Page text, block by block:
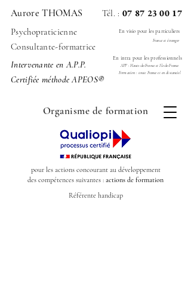
Aurore THOMAS
Psychopraticienne
Consultante-formatrice
Organisme de formation
Référente handicap
pour les actions concourant au développement
des compétences suivantes : actions de formation
Intervenante en A.P.P.
Certifiée méthode APEOS®
En intra pour les professionnels
France et étranger
APP : Hauts-de-France et Ile-de-France
Formation : toute France et en distanciel
Tél. : 07 87 23 00 17
En visio pour les particuliers